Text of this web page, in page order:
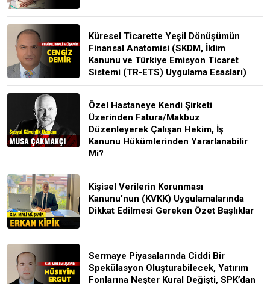
Küresel Ticarette Yeşil Dönüşümün
Finansal Anatomisi (SKDM, İklim
Kanunu ve Türkiye Emisyon Ticaret
Sistemi (TR-ETS) Uygulama Esasları)
Özel Hastaneye Kendi Şirketi
Üzerinden Fatura/Makbuz
Düzenleyerek Çalışan Hekim, İş
Kanunu Hükümlerinden Yararlanabilir
Mi?
Kişisel Verilerin Korunması
Kanunu'nun (KVKK) Uygulamalarında
Dikkat Edilmesi Gereken Özet Başlıklar
Sermaye Piyasalarında Ciddi Bir
Spekülasyon Oluşturabilecek, Yatırım
Fonlarına Neşter Kural Değişti, SPK’dan